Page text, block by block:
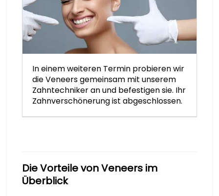
In einem weiteren Termin probieren wir
die Veneers gemeinsam mit unserem
Zahntechniker an und befestigen sie. Ihr
Zahnverschönerung ist abgeschlossen.
Die Vorteile von Veneers im
Überblick